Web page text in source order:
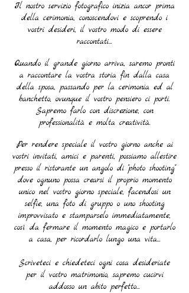
Il nostro servizio fotografico inizia ancor prima
della cerimonia, conoscendovi e scoprendo i
vostri desideri, il vostro modo di essere
raccontati...
Quando il grande giorno arriva, saremo pronti
a raccontare la vostra storia fin dalla casa
della sposa, passando per la cerimonia ed al
banchetto, ovunque il vostro pensiero ci porti.
Sapremo farlo con discrezione, con
professionalità e molta creatività.
Per rendere speciale il vostro giorno anche ai
vostri invitati, amici e parenti, possiamo allestire
presso il ristorante un angolo di "photo shooting"
dove ognuno possa crearsi il proprio momento
unico nel vostro giorno speciale, facendosi un
selfie, una foto di gruppo o uno shooting
improvvisato e stamparselo immediatamente,
così da fermare il momento magico e portarlo
a casa, per ricordarlo lungo una vita...
Scriveteci e chiedeteci ogni cosa desideriate
per il vostro matrimonio, sapremo cucirvi
addosso un abito perfetto...